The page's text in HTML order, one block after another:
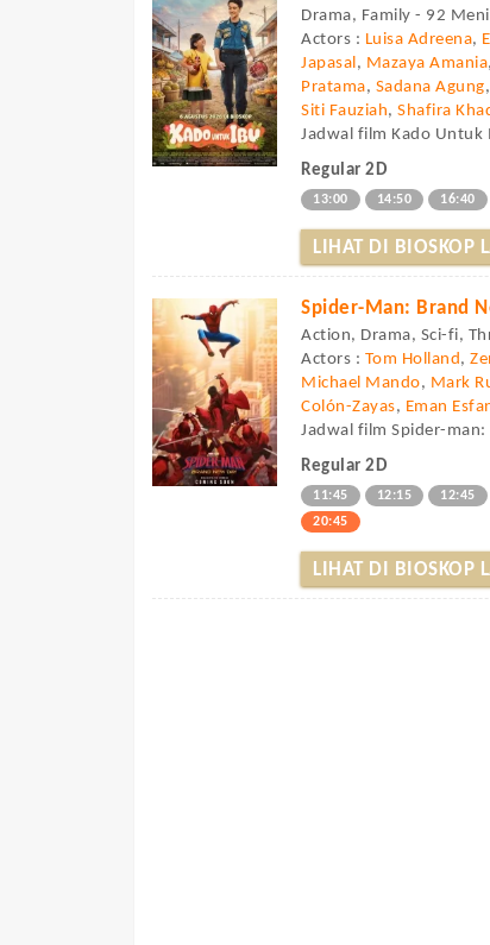
Drama, Family - 92
Actors : Luisa Adreena,
Japasal, Mazaya Amania
Pratama, Sadana Agung,
Siti Fauziah,Shafira
Jadwal film Kado Untuk
Regular 2D
13:00 14:50 16:40
LIHAT DI BIOSKOP
Spider-Man: Brand
Action, Drama, Sci-fi,
Actors : Tom Holland,
Michael Mando, Mark
Colón-Zayas, Eman
Jadwal film Spider-man:
Regular 2D
11:45 12:15 12:45
20:45
LIHAT DI BIOSKOP